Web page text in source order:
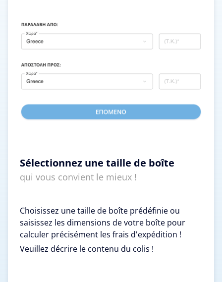
Sélectionnez une taille de boîte
qui vous convient le mieux !
Choisissez une taille de boîte prédéfinie ou
saisissez les dimensions de votre boîte pour
calculer précisément les frais d'expédition !
Veuillez décrire le contenu du colis !